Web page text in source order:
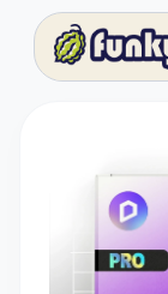
Khóa học
Tài nguyên